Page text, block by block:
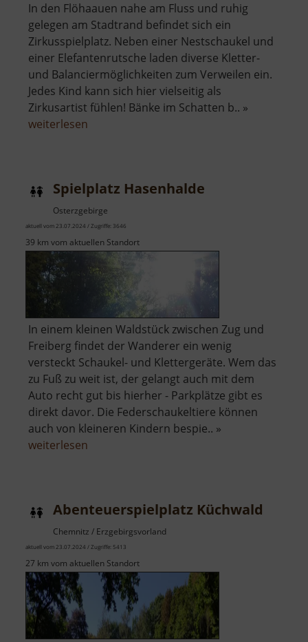
In den Flöhaauen nahe am Fluss und ruhig
gelegen am Stadtrand befindet sich ein
Zirkusspielplatz. Neben einer Nestschaukel und
einer Elefantenrutsche laden diverse Kletter-
und Balanciermöglichkeiten zum Verweilen ein.
Jedes Kind kann sich hier vielseitig als
Zirkusartist fühlen! Bänke im Schatten b.. »
weiterlesen
Spielplatz Hasenhalde
Osterzgebirge
aktuell vom 23.07.2024 / Zugriffe: 3646
39 km vom aktuellen Standort
In einem kleinen Waldstück zwischen Zug und
Freiberg findet der Wanderer ein wenig
versteckt Schaukel- und Klettergeräte. Wem das
zu Fuß zu weit ist, der gelangt auch mit dem
Auto recht gut bis hierher - Parkplätze gibt es
direkt davor. Die Federschaukeltiere können
auch von kleineren Kindern bespie.. »
weiterlesen
Abenteuerspielplatz Küchwald
Chemnitz / Erzgebirgsvorland
aktuell vom 23.07.2024 / Zugriffe: 5413
27 km vom aktuellen Standort